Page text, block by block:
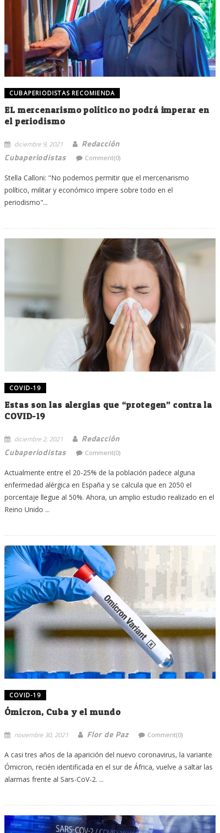
CUBAPERIODISTAS RECOMIENDA
EL mercenarismo político no podrá imperar en
el periodismo
diciembre 9, 2021
Redacción
Cubaperiodistas
Comment(0)
Stella Calloni: "No podemos permitir que el mercenarismo
político, militar y económico impere sobre todo en el
periodismo"...
COVID-19
Estas son las alergias que “protegen” contra la
COVID-19
diciembre 2, 2021
Redacción
Cubaperiodistas
Comment(0)
Actualmente entre el 20-25% de la población padece alguna
enfermedad alérgica en España y se calcula que en 2050 el
porcentaje llegue al 50%. Ahora, un amplio estudio realizado en el
Reino Unido ...
COVID-19
Ómicron, Cuba y el mundo
noviembre 30, 2021 Flor de Paz Comment(0)
A casi tres años de la aparición del nuevo coronavirus, la variante
Ómicron, recién identificada en el sur de África, vuelve a saltar las
alarmas frente al Sars-CoV-2. ...